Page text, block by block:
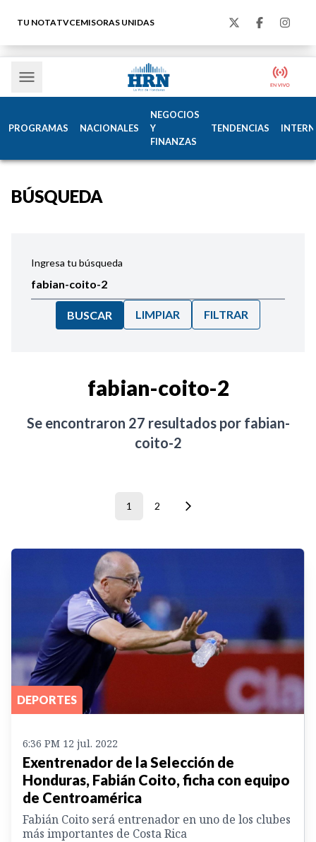
TU NOTATVCEMISORAS UNIDAS
PROGRAMAS NACIONALES
NEGOCIOS
Y
FINANZAS
TENDENCIAS
BÚSQUEDA
Ingresa tu búsqueda
BUSCAR LIMPIAR FILTRAR
fabian-coito-2
Se encontraron 27 resultados por fabian-
coito-2
1 2
DEPORTES
6:36 PM 12 jul. 2022
Exentrenador de la Selección de
Honduras, Fabián Coito, ficha con equipo
de Centroamérica
Fabián Coito será entrenador en uno de los clubes
más importantes de Costa Rica